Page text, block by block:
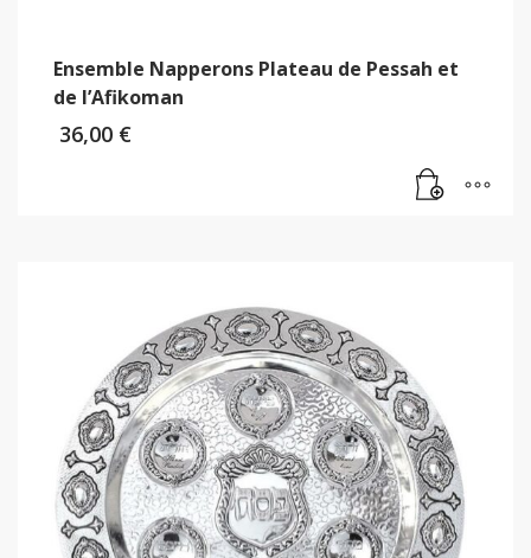
Ensemble Napperons Plateau de Pessah et
de l’Afikoman
36,00 €